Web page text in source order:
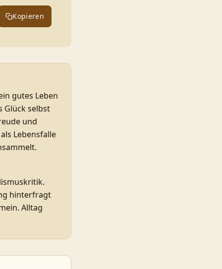
Kopieren
gutes Leben
Glück selbst
und
Lebensfalle
hinterfragt
Alltag